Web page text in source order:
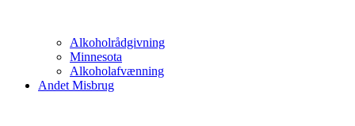
Alkoholrådgivning
Minnesota
Alkoholafvænning
Andet Misbrug